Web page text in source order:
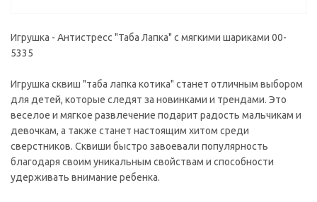
Игрушка - Антистресс "Таба Лапка" с мягкими шариками 00-
5335
Игрушка сквиш "таба лапка котика" станет отличным выбором
для детей, которые следят за новинками и трендами. Это
веселое и мягкое развлечение подарит радость мальчикам и
девочкам, а также станет настоящим хитом среди
сверстников. Сквиши быстро завоевали популярность
благодаря своим уникальным свойствам и способности
удерживать внимание ребенка.